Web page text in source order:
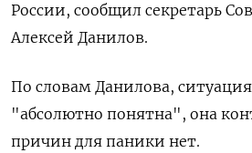
России, сообщил секретарь
Алексей Данилов.
По словам Данилова,
"абсолютно понятна", она
причин для паники нет.